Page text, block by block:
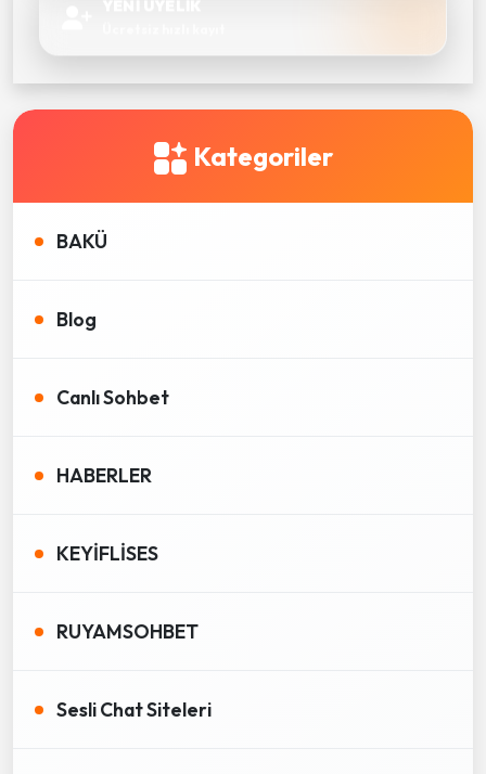
Kategoriler
BAKÜ
Blog
Canlı Sohbet
HABERLER
KEYİFLİSES
RUYAMSOHBET
Sesli Chat Siteleri